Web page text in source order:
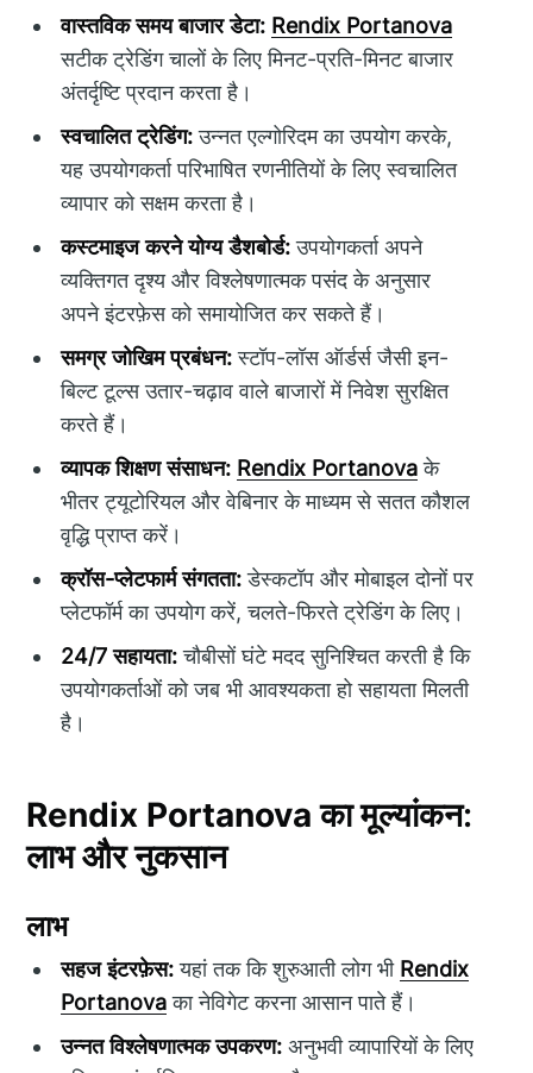
वास्तविक समय बाजार डेटा: Rendix Portanova
सटीक ट्रेडिंग चालों के लिए मिनट-प्रति-मिनट बाजार
अंतर्दृष्टि प्रदान करता है।
स्वचालित ट्रेडिंग:उन्नत एल्गोरिदम का उपयोग करके,
यह उपयोगकर्ता परिभाषित रणनीतियों के लिए स्वचालित
व्यापार को सक्षम करता है।
कस्टमाइज करने योग्य डैशबोर्ड:उपयोगकर्ता अपने
व्यक्तिगत दृश्य और विश्लेषणात्मक पसंद के अनुसार
अपने इंटरफ़ेस को समायोजित कर सकते हैं।
समग्र जोखिम प्रबंधन:स्टॉप-लॉस ऑर्डर्स जैसी इन-
बिल्ट टूल्स उतार-चढ़ाव वाले बाजारों में निवेश सुरक्षित
करते हैं।
व्यापक शिक्षण संसाधन: Rendix Portanovaके
भीतर ट्यूटोरियल और वेबिनार के माध्यम से सतत कौशल
वृद्धि प्राप्त करें।
क्रॉस-प्लेटफार्म संगतता:डेस्कटॉप और मोबाइल दोनों पर
प्लेटफॉर्म का उपयोग करें, चलते-फिरते ट्रेडिंग के लिए।
24/7 सहायता:चौबीसों घंटे मदद सुनिश्चित करती है कि
उपयोगकर्ताओं को जब भी आवश्यकता हो सहायता मिलती
है।
Rendix Portanova का मूल्यांकन:
लाभ और नुकसान
लाभ
सहज इंटरफ़ेस:यहां तक कि शुरुआती लोग भी Rendix
Portanovaका नेविगेट करना आसान पाते हैं।
उन्नत विश्लेषणात्मक उपकरण: अनुभवी व्यापारियों के लिए